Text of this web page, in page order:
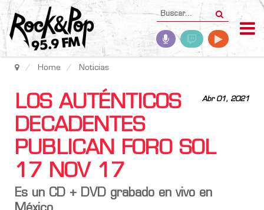
Home Noticias
Abr 01, 2021
LOS AUTÉNTICOS
DECADENTES
PUBLICAN FORO SOL
17 NOV 17
Es un CD + DVD grabado en vivo en